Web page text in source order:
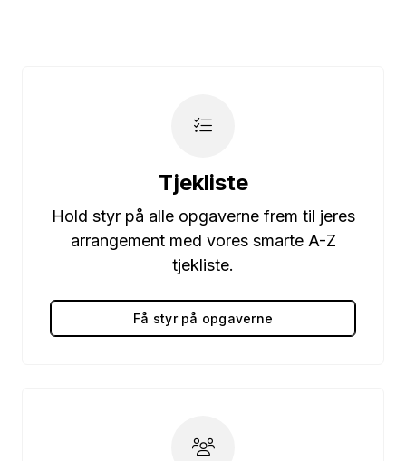
Tjekliste
Hold styr på alle opgaverne frem til jeres
arrangement med vores smarte A-Z
tjekliste.
Få styr på opgaverne